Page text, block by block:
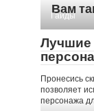
Вам
Гайды
Лучшие
Пронесись
позволяет
персонажа